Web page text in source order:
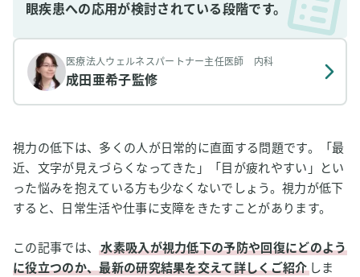
眼疾患への応用が検討されている段階です。
医療法人ウェルネスパートナー主任医師 内科
成田亜希子監修
視力の低下は、多くの人が日常的に直面する問題です。「最
近、文字が見えづらくなってきた」「目が疲れやすい」とい
った悩みを抱えている方も少なくないでしょう。視力が低下
すると、日常生活や仕事に支障をきたすことがあります。
この記事では、水素吸入が視力低下の予防や回復にどのよう
に役立つのか、最新の研究結果を交えて詳しくご紹介しま